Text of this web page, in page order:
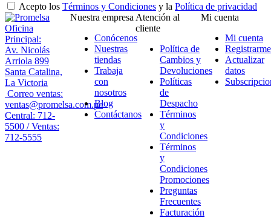
Acepto los Términos y Condiciones y la Política de privacidad
Oficina
Principal:
Av. Nicolás
Arriola 899
Santa Catalina,
La Victoria
Correo ventas:
ventas@promelsa.com.pe
Central: 712-
5500 / Ventas:
712-5555
Nuestra empresa
Conócenos
Nuestras
tiendas
Trabaja
con
nosotros
Blog
Contáctanos
Atención al
cliente
Política de
Cambios y
Devoluciones
Políticas
de
Despacho
Términos
y
Condiciones
Términos
y
Condiciones
Promociones
Preguntas
Frecuentes
Facturación
Mi cuenta
Mi cuenta
Registrarme
Actualizar
datos